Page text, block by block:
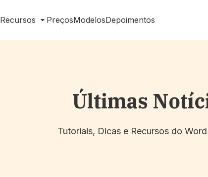
Recursos PreçosModelosDepoimentos
Últimas
Tutoriais, Dicas e Recursos do